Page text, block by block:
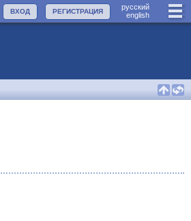
руccкий
english
РЕГИСТРАЦИЯ
ВХОД